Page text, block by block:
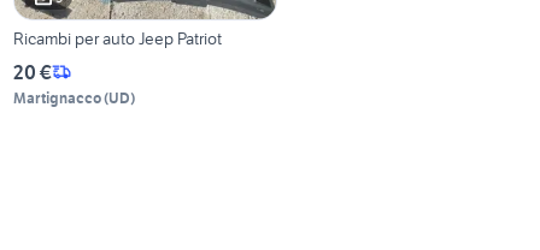
Ricambi per auto Jeep Patriot
20 €
Martignacco(UD)